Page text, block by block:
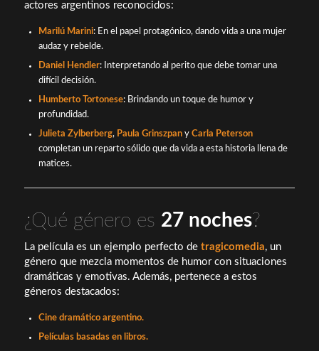
actores argentinos reconocidos:
Marilú Marini: En el papel protagónico, dando vida a una mujer
audaz y rebelde.
Daniel Hendler: Interpretando al perito que debe tomar una
difícil decisión.
Humberto Tortonese: Brindando un toque de humor y
profundidad.
Julieta Zylberberg, Paula Grinszpany Carla Peterson
completan un reparto sólido que da vida a esta historia llena de
matices.
¿Qué género es 27 noches?
La película es un ejemplo perfecto de tragicomedia, un
género que mezcla momentos de humor con situaciones
dramáticas y emotivas. Además, pertenece a estos
géneros destacados:
Cine dramático argentino.
Películas basadas en libros.